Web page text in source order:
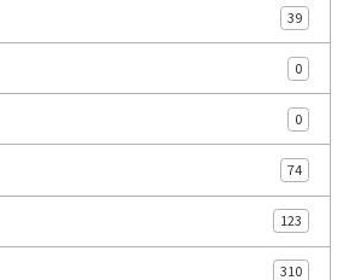
39
0
0
74
123
310